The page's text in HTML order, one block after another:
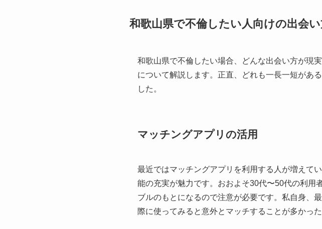
和歌山県で不倫したい人向けの出会
和歌山県で不倫したい場合、どんな出会い方が現
について解説します。正直、どれも一長一短があ
した。
マッチングアプリの活用
最近ではマッチングアプリを利用する人が増えて
能の充実が魅力です。おおよそ30代〜50代の利用
ブルのもとになるので注意が必要です。私自身、
際に使ってみると意外とマッチすることが多かった